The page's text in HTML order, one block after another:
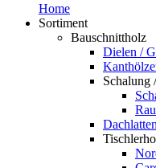
Home
Sortiment
Bauschnittholz
Dielen /
Schalung